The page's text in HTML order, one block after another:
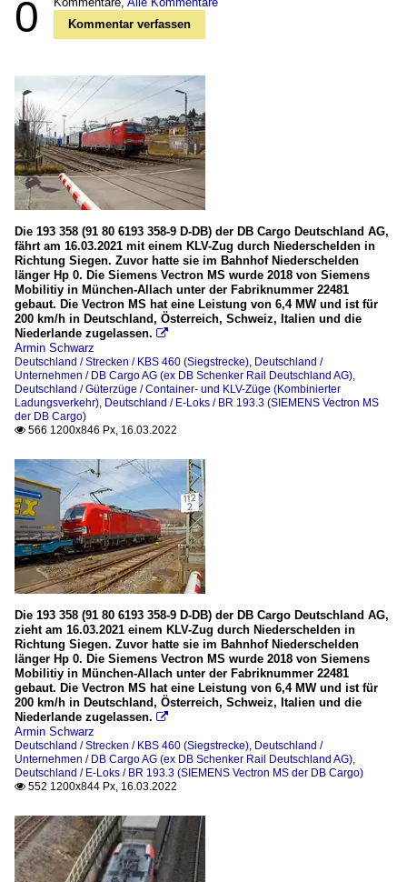
0
Kommentar verfassen
Die 193 358 (91 80 6193 358-9 D-DB) der DB Cargo Deutschland AG,
fährt am 16.03.2021 mit einem KLV-Zug durch Niederschelden in
Richtung Siegen. Zuvor hatte sie im Bahnhof Niederschelden
länger Hp 0. Die Siemens Vectron MS wurde 2018 von Siemens
Mobilitiy in München-Allach unter der Fabriknummer 22481
gebaut. Die Vectron MS hat eine Leistung von 6,4 MW und ist für
200 km/h in Deutschland, Österreich, Schweiz, Italien und die
Niederlande zugelassen. 
Armin Schwarz
Deutschland / Strecken / KBS 460 (Siegstrecke), Deutschland /
Unternehmen / DB Cargo AG (ex DB Schenker Rail Deutschland AG),
Deutschland / Güterzüge / Container- und KLV-Züge (Kombinierter
Ladungsverkehr), Deutschland / E-Loks / BR 193.3 (SIEMENS Vectron MS
der DB Cargo)
 566 1200x846 Px, 16.03.2022
Die 193 358 (91 80 6193 358-9 D-DB) der DB Cargo Deutschland AG,
zieht am 16.03.2021 einem KLV-Zug durch Niederschelden in
Richtung Siegen. Zuvor hatte sie im Bahnhof Niederschelden
länger Hp 0. Die Siemens Vectron MS wurde 2018 von Siemens
Mobilitiy in München-Allach unter der Fabriknummer 22481
gebaut. Die Vectron MS hat eine Leistung von 6,4 MW und ist für
200 km/h in Deutschland, Österreich, Schweiz, Italien und die
Niederlande zugelassen. 
Armin Schwarz
Deutschland / Strecken / KBS 460 (Siegstrecke), Deutschland /
Unternehmen / DB Cargo AG (ex DB Schenker Rail Deutschland AG),
Deutschland / E-Loks / BR 193.3 (SIEMENS Vectron MS der DB Cargo)
 552 1200x844 Px, 16.03.2022